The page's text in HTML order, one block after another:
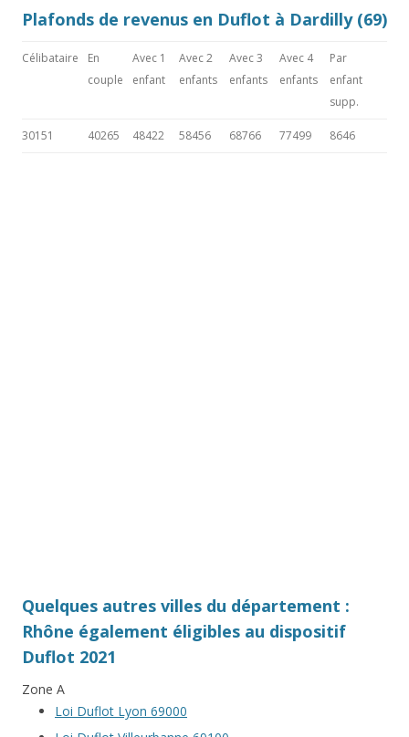
Plafonds de revenus en Duflot à Dardilly (69)
Célibataire
En
couple
Avec 1
enfant
Avec 2
enfants
Avec 3
enfants
Avec 4
enfants
Par
enfant
supp.
30151 40265 48422 58456 68766 77499 8646
Quelques autres villes du département :
Rhône également éligibles au dispositif
Duflot 2021
Zone A
Loi Duflot Lyon 69000